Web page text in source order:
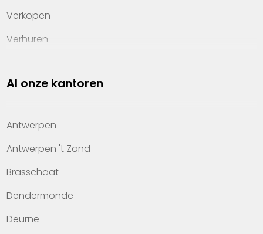
Verkopen
Verhuren
Property management
Kennis van wonen
Kantoren
Veelgestelde vragen
Werken bij Heylen Vastgoed
Contact
Al onze kantoren
Antwerpen
Antwerpen 't Zand
Brasschaat
Dendermonde
Deurne